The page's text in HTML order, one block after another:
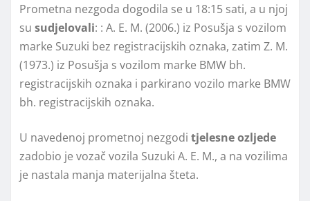
Prometna nezgoda dogodila se u 18:15 sati, a u njoj
su sudjelovali: : A. E. M. (2006.) iz Posušja s vozilom
marke Suzuki bez registracijskih oznaka, zatim Z. M.
(1973.) iz Posušja s vozilom marke BMW bh.
registracijskih oznaka i parkirano vozilo marke BMW
bh. registracijskih oznaka.
U navedenoj prometnoj nezgodi tjelesne ozljede
zadobio je vozač vozila Suzuki A. E. M., a na vozilima
je nastala manja materijalna šteta.